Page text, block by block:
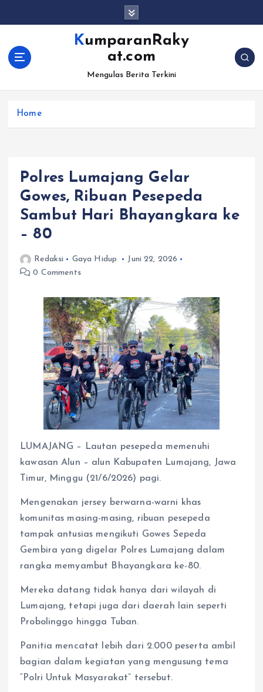
KumparanRaky
at.com
Mengulas Berita Terkini
Home
Polres Lumajang Gelar
Gowes, Ribuan Pesepeda
Sambut Hari Bhayangkara ke
– 80
Redaksi Gaya Hidup
Juni 22, 2026
0 Comments
LUMAJANG – Lautan pesepeda memenuhi
kawasan Alun – alun Kabupaten Lumajang, Jawa
Timur, Minggu (21/6/2026) pagi.
Mengenakan jersey berwarna-warni khas
komunitas masing-masing, ribuan pesepeda
tampak antusias mengikuti Gowes Sepeda
Gembira yang digelar Polres Lumajang dalam
rangka memyambut Bhayangkara ke-80.
Mereka datang tidak hanya dari wilayah di
Lumajang, tetapi juga dari daerah lain seperti
Probolinggo hingga Tuban.
Panitia mencatat lebih dari 2.000 peserta ambil
bagian dalam kegiatan yang mengusung tema
“Polri Untuk Masyarakat” tersebut.